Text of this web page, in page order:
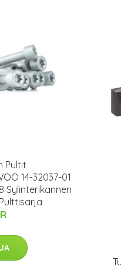
Pultit
14-32037-01
Sylinterikannen